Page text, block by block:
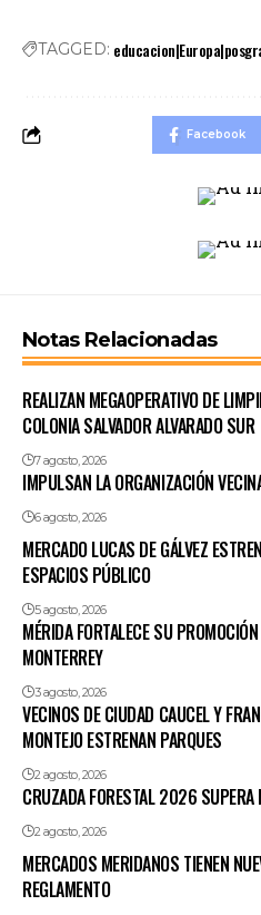
TAGGED:
Facebook
Notas Relacionadas
REALIZAN MEGAOPERATIVO DE
COLONIA SALVADOR ALVARADO SUR
7 agosto, 2026
IMPULSAN LA ORGANIZACIÓN
6 agosto, 2026
MERCADO LUCAS DE GÁLVEZ
ESPACIOS PÚBLICO
5 agosto, 2026
MÉRIDA FORTALECE SU
MONTERREY
3 agosto, 2026
VECINOS DE CIUDAD CAUCEL Y
MONTEJO ESTRENAN PARQUES
2 agosto, 2026
CRUZADA FORESTAL 2026 SUPERA
2 agosto, 2026
MERCADOS MERIDANOS TIENEN
REGLAMENTO